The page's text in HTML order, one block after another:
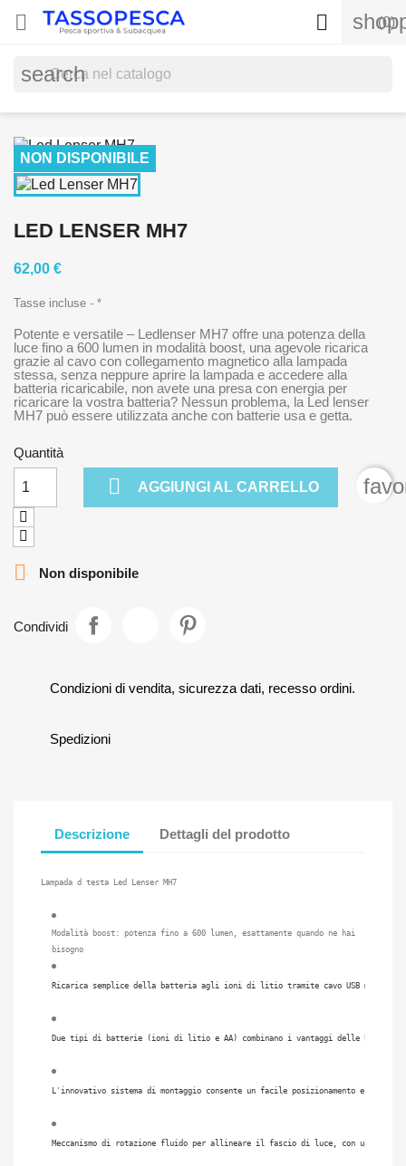
 (0)

search
NON DISPONIBILE
LED LENSER MH7
62,00 €
Tasse incluse *
Potente e versatile – Ledlenser MH7 offre una potenza della
luce fino a 600 lumen in modalità boost, una agevole ricarica
grazie al cavo con collegamento magnetico alla lampada
stessa, senza neppure aprire la lampada e accedere alla
batteria ricaricabile, non avete una presa con energia per
ricaricare la vostra batteria? Nessun problema, la Led lenser
MH7 può essere utilizzata anche con batterie usa e getta.
Quantità
 AGGIUNGI AL CARRELLO
 Non disponibile
Condividi
Condizioni di vendita, sicurezza dati, recesso ordini.
Spedizioni
Descrizione Dettagli del prodotto
Lampada d testa Led Lenser MH7
Modalità boost: potenza fino a 600 lumen, esattamente quando ne hai
bisogno
Ricarica semplice della batteria agli ioni di litio tramite cavo USB magnetico
Due tipi di batterie (ioni di litio e AA) combinano i vantaggi delle
L'innovativo sistema di montaggio consente un facile posizionamento e
Meccanismo di rotazione fluido per allineare il fascio di luce, con una